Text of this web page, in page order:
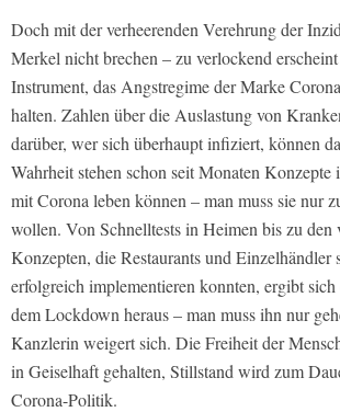
Doch mit der verheerenden Verehrung der
Merkel nicht brechen – zu verlockend
Instrument, das Angstregime der Marke
halten. Zahlen über die Auslastung von
darüber, wer sich überhaupt infiziert, können
Wahrheit stehen schon seit Monaten
mit Corona leben können – man muss sie nur
wollen. Von Schnelltests in Heimen bis zu
Konzepten, die Restaurants und Einzelhändler
erfolgreich implementieren konnten, ergibt
dem Lockdown heraus – man muss ihn nur
Kanzlerin weigert sich. Die Freiheit der
in Geiselhaft gehalten, Stillstand wird zum
Corona-Politik.